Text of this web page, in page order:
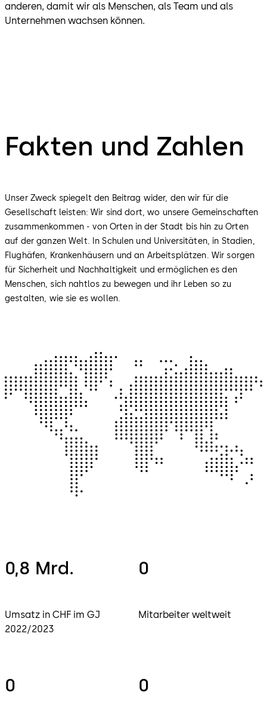
anderen, damit wir als Menschen, als Team und als
Unternehmen wachsen können.
Fakten und Zahlen
Unser Zweck spiegelt den Beitrag wider, den wir für die
Gesellschaft leisten: Wir sind dort, wo unsere Gemeinschaften
zusammenkommen - von Orten in der Stadt bis hin zu Orten
auf der ganzen Welt. In Schulen und Universitäten, in Stadien,
Flughäfen, Krankenhäusern und an Arbeitsplätzen. Wir sorgen
für Sicherheit und Nachhaltigkeit und ermöglichen es den
Menschen, sich nahtlos zu bewegen und ihr Leben so zu
gestalten, wie sie es wollen.
0,8 Mrd.
Umsatz in CHF im GJ
2022/2023
0
Mitarbeiter weltweit
0 0